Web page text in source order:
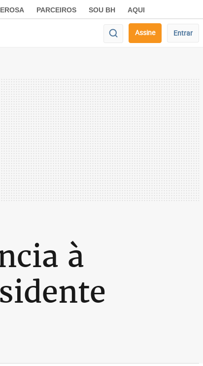
PARCEIROS SOU BH AQUI
Assine Entrar
à